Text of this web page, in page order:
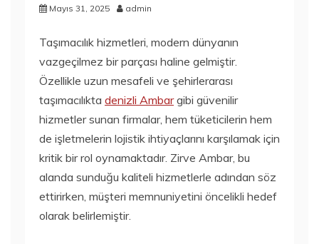
Mayıs 31, 2025 admin
Taşımacılık hizmetleri, modern dünyanın
vazgeçilmez bir parçası haline gelmiştir.
Özellikle uzun mesafeli ve şehirlerarası
taşımacılıkta denizli Ambargibi güvenilir
hizmetler sunan firmalar, hem tüketicilerin hem
de işletmelerin lojistik ihtiyaçlarını karşılamak için
kritik bir rol oynamaktadır. Zirve Ambar, bu
alanda sunduğu kaliteli hizmetlerle adından söz
ettirirken, müşteri memnuniyetini öncelikli hedef
olarak belirlemiştir.